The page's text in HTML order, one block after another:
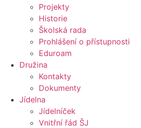
Projekty
Historie
Školská rada
Prohlášení o přístupnosti
Eduroam
Družina
Kontakty
Dokumenty
Jídelna
Jídelníček
Vnitřní řád ŠJ